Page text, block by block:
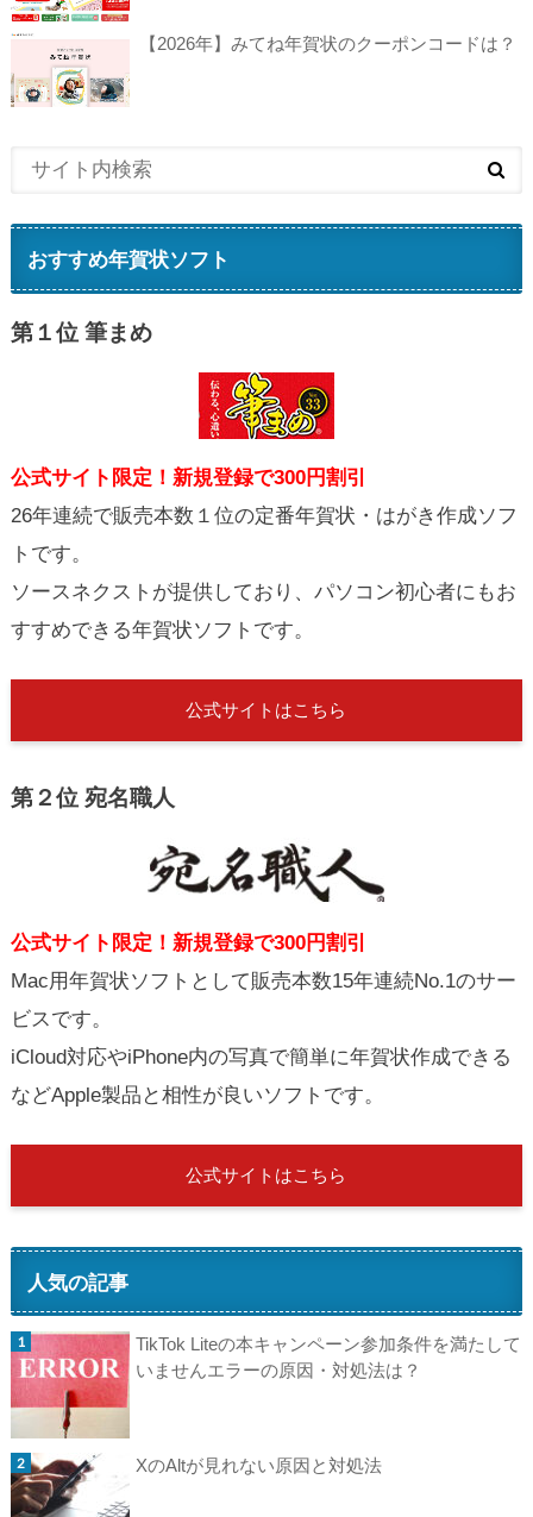
【2026年】みてね年賀状のクーポンコードは？
おすすめ年賀状ソフト
第１位 筆まめ
公式サイト限定！新規登録で300円割引
26年連続で販売本数１位の定番年賀状・はがき作成ソフ
トです。
ソースネクストが提供しており、パソコン初心者にもお
すすめできる年賀状ソフトです。
公式サイトはこちら
第２位 宛名職人
公式サイト限定！新規登録で300円割引
Mac用年賀状ソフトとして販売本数15年連続No.1のサー
ビスです。
iCloud対応やiPhone内の写真で簡単に年賀状作成できる
などApple製品と相性が良いソフトです。
公式サイトはこちら
人気の記事
TikTok Liteの本キャンペーン参加条件を満たして
いませんエラーの原因・対処法は？
XのAltが見れない原因と対処法